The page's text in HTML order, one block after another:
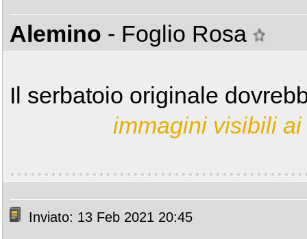
Alemino - Foglio Rosa
Il serbatoio originale
immagini visibili
Inviato: 13 Feb 2021 20:45